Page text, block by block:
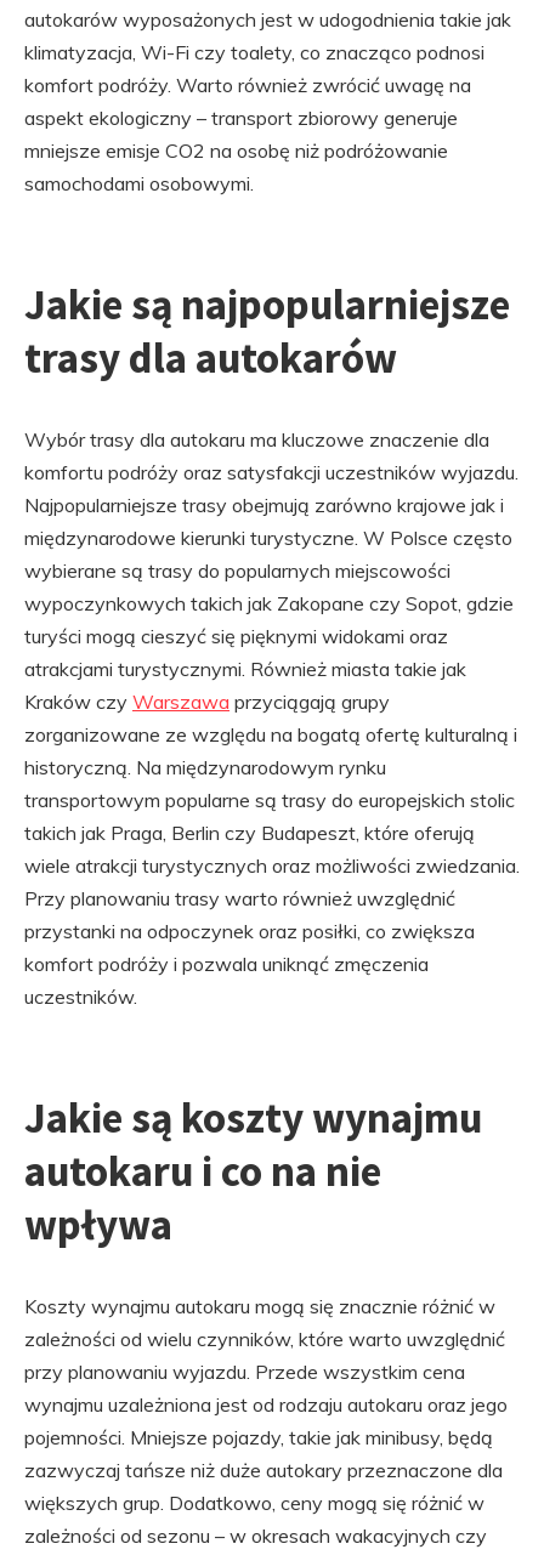
autokarów wyposażonych jest w udogodnienia takie jak
klimatyzacja, Wi-Fi czy toalety, co znacząco podnosi
komfort podróży. Warto również zwrócić uwagę na
aspekt ekologiczny – transport zbiorowy generuje
mniejsze emisje CO2 na osobę niż podróżowanie
samochodami osobowymi.
Jakie są najpopularniejsze
trasy dla autokarów
Wybór trasy dla autokaru ma kluczowe znaczenie dla
komfortu podróży oraz satysfakcji uczestników wyjazdu.
Najpopularniejsze trasy obejmują zarówno krajowe jak i
międzynarodowe kierunki turystyczne. W Polsce często
wybierane są trasy do popularnych miejscowości
wypoczynkowych takich jak Zakopane czy Sopot, gdzie
turyści mogą cieszyć się pięknymi widokami oraz
atrakcjami turystycznymi. Również miasta takie jak
Kraków czy Warszawa przyciągają grupy
zorganizowane ze względu na bogatą ofertę kulturalną i
historyczną. Na międzynarodowym rynku
transportowym popularne są trasy do europejskich stolic
takich jak Praga, Berlin czy Budapeszt, które oferują
wiele atrakcji turystycznych oraz możliwości zwiedzania.
Przy planowaniu trasy warto również uwzględnić
przystanki na odpoczynek oraz posiłki, co zwiększa
komfort podróży i pozwala uniknąć zmęczenia
uczestników.
Jakie są koszty wynajmu
autokaru i co na nie
wpływa
Koszty wynajmu autokaru mogą się znacznie różnić w
zależności od wielu czynników, które warto uwzględnić
przy planowaniu wyjazdu. Przede wszystkim cena
wynajmu uzależniona jest od rodzaju autokaru oraz jego
pojemności. Mniejsze pojazdy, takie jak minibusy, będą
zazwyczaj tańsze niż duże autokary przeznaczone dla
większych grup. Dodatkowo, ceny mogą się różnić w
zależności od sezonu – w okresach wakacyjnych czy